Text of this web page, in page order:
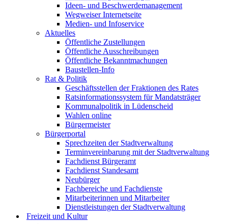
Ideen- und Beschwerdemanagement
Wegweiser Internetseite
Medien- und Infoservice
Aktuelles
Öffentliche Zustellungen
Öffentliche Ausschreibungen
Öffentliche Bekanntmachungen
Baustellen-Info
Rat & Politik
Geschäftsstellen der Fraktionen des Rates
Ratsinformationssystem für Mandatsträger
Kommunalpolitik in Lüdenscheid
Wahlen online
Bürgermeister
Bürgerportal
Sprechzeiten der Stadtverwaltung
Terminvereinbarung mit der Stadtverwaltung
Fachdienst Bürgeramt
Fachdienst Standesamt
Neubürger
Fachbereiche und Fachdienste
Mitarbeiterinnen und Mitarbeiter
Dienstleistungen der Stadtverwaltung
Freizeit und Kultur